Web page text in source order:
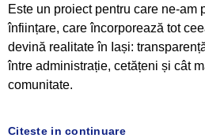
Este un proiect pentru care ne-am
înființare, care încorporează tot
devină realitate în Iași:
între administrație, cetățeni și cât
comunitate.
Citeste in continuare